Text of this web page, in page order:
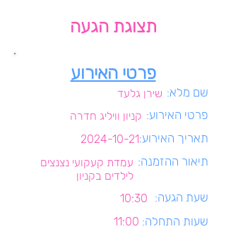
תצוגת הגעה
פרטי האירוע
שירן גלעד שם מלא:
קניון וויליג חדרה פרטי האירוע:
2024-10-21תאריך האירוע:
עמדת קעקועי נצנצים
לילדים בקניון
תיאור ההזמנה:
10:30 שעת הגעה:
11:00 שעות התחלה: